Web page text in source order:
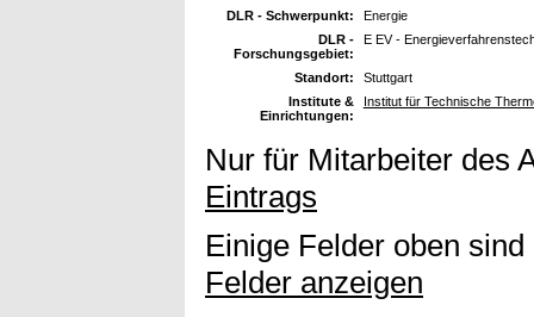
DLR - Schwerpunkt:
Energie
DLR -
Forschungsgebiet:
E EV -
Standort:
Stuttgart
Institute &
Einrichtungen:
Institut für Technische
Nur für Mitarbeiter des
Eintrags
Einige Felder oben
Felder anzeigen